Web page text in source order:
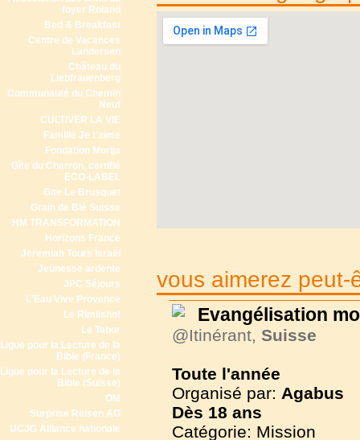
foyer Roland
Bed & Breakfast
Centre de Vacances
Landersen
Château du
Liebfrauenberg
Communauté du Chemin
Neuf
CULTIVER LA VIE
Famille Je t'aime
Fondation Morija
Gîte du Charron, certifié
ECO-LABEL
Gite Le Brusquet
Grain de Blé Suisse
HM TRANSFORMATION
Horizons France
Jeremiah Tours Israël
Jeunesse ardente
JPC Séjours
L'Eau Vive Provence
Le Rimlishof
Le Tabor
Ligue pour la Lecture de la
Bible (France)
Ligue pour la Lecture de la
Bible (Suisse)
OM
Surprise Reisen AG
UCJG Alliance nationale
vous aimerez peut-
Evangélisation
@Itinérant, Suisse
Toute l'année
Organisé par: Agabus
Dès 18 ans
Catégorie: Mission